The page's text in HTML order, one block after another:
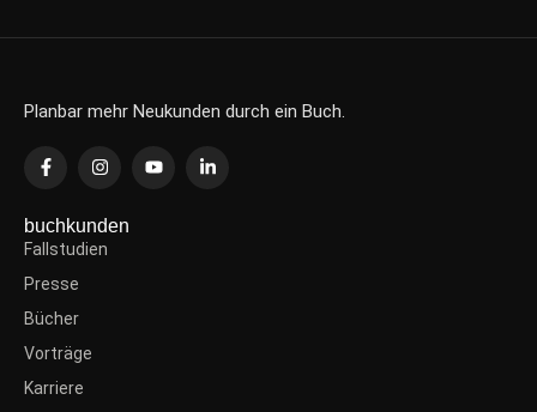
Planbar mehr Neukunden durch ein Buch.
buchkunden
Fallstudien
Presse
Bücher
Vorträge
Karriere